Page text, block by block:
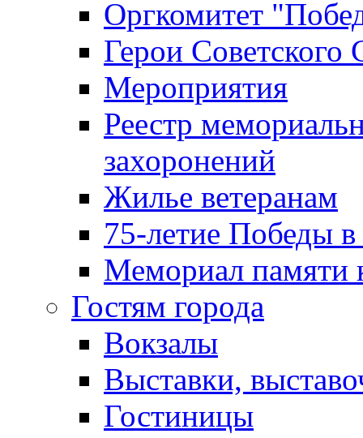
Оргкомитет
Герои Советского
Мероприятия
Реестр
захоронений
Жилье ветеранам
75-летие Победы
Мемориал памяти
Гостям города
Вокзалы
Выставки,
Гостиницы